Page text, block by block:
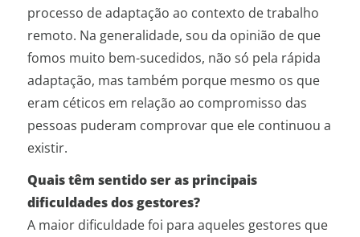
processo de adaptação ao contexto de trabalho
remoto. Na generalidade, sou da opinião de que
fomos muito bem-sucedidos, não só pela rápida
adaptação, mas também porque mesmo os que
eram céticos em relação ao compromisso das
pessoas puderam comprovar que ele continuou a
existir.
Quais têm sentido ser as principais
dificuldades dos gestores?
A maior dificuldade foi para aqueles gestores que